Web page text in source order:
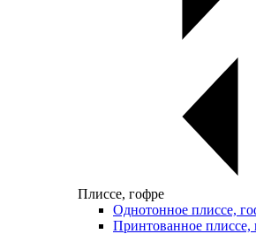
Плиссе, гофре
Однотонное плиссе,
Принтованное плиссе,